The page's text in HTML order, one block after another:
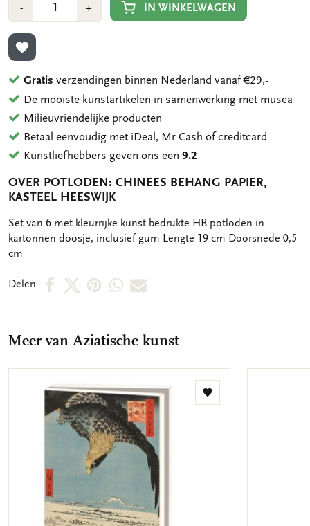
-Min
1
+Plus
1
IN WINKELWAGEN
TOEVOEGEN AAN VERLANGLIJST
Gratis verzendingen binnen Nederland vanaf €29,-
De mooiste kunstartikelen in samenwerking met musea
Milieuvriendelijke producten
Betaal eenvoudig met iDeal, Mr Cash of creditcard
Kunstliefhebbers geven ons een9.2
OVER POTLODEN: CHINEES BEHANG PAPIER,
KASTEEL HEESWIJK
OMSCHRIJVING
Set van 6 met kleurrijke kunst bedrukte HB potloden in
kartonnen doosje, inclusief gum Lengte 19 cm Doorsnede 0,5
cm
Delen
DeelDeelDeelDeelDeel
mail
Meer van Aziatische kunst
Toevoegen